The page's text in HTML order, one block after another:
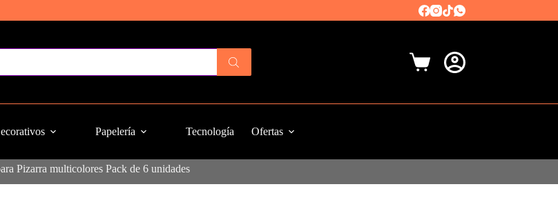
Carro
Papelería Tecnología Ofertas
Pizarra multicolores Pack de 6 unidades